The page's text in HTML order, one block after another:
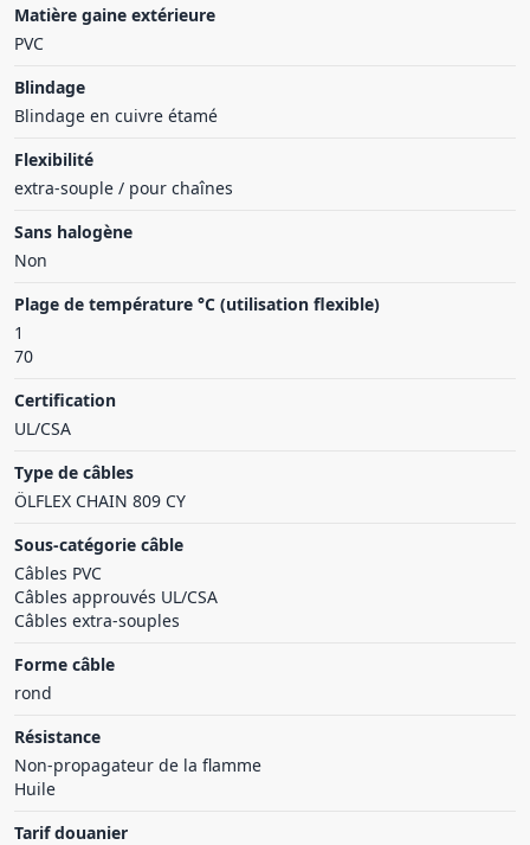
Matière gaine extérieure
PVC
Blindage
Blindage en cuivre étamé
Flexibilité
extra-souple / pour chaînes
Sans halogène
Non
Plage de température °C (utilisation flexible)
1
70
Certification
UL/CSA
Type de câbles
ÖLFLEX CHAIN 809 CY
Sous-catégorie câble
Câbles PVC
Câbles approuvés UL/CSA
Câbles extra-souples
Forme câble
rond
Résistance
Non-propagateur de la flamme
Huile
Tarif douanier